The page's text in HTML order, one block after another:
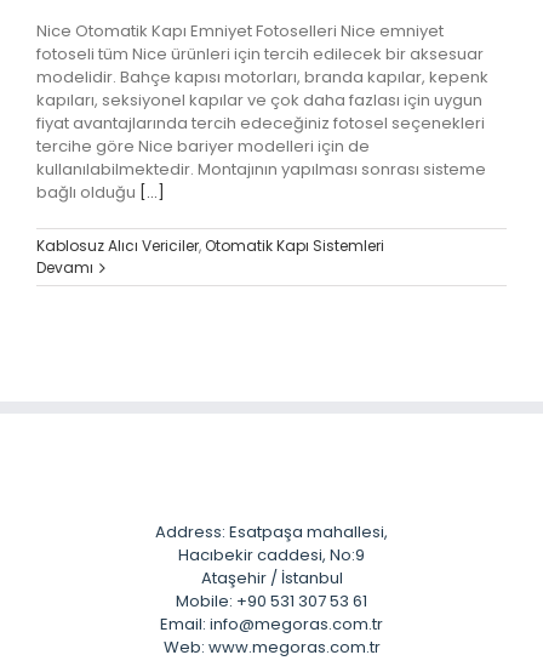
Nice Otomatik Kapı Emniyet Fotoselleri Nice emniyet
fotoseli tüm Nice ürünleri için tercih edilecek bir aksesuar
modelidir. Bahçe kapısı motorları, branda kapılar, kepenk
kapıları, seksiyonel kapılar ve çok daha fazlası için uygun
fiyat avantajlarında tercih edeceğiniz fotosel seçenekleri
tercihe göre Nice bariyer modelleri için de
kullanılabilmektedir. Montajının yapılması sonrası sisteme
bağlı olduğu [...]
Kablosuz Alıcı Vericiler,Otomatik Kapı Sistemleri
Devamı
Address: Esatpaşa mahallesi,
Hacıbekir caddesi, No:9
Ataşehir / İstanbul
Mobile: +90 531 307 53 61
Email: info@megoras.com.tr
Web: www.megoras.com.tr